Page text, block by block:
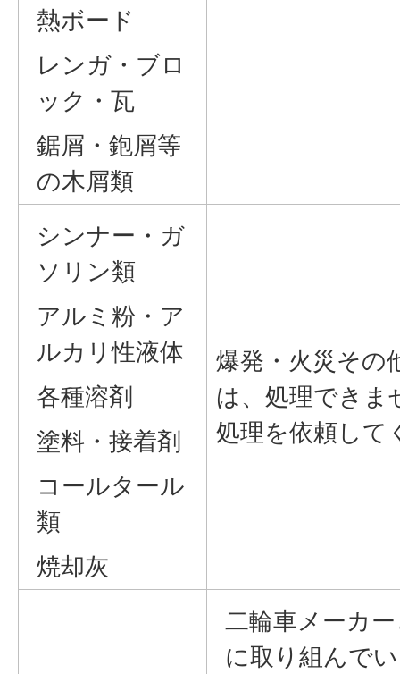
熱ボード
レンガ・ブロ
ック・瓦
鋸屑・鉋屑等
の木屑類
シンナー・ガ
ソリン類
アルミ粉・ア
ルカリ性液体
各種溶剤
塗料・接着剤
コールタール
類
焼却灰
爆発・火災その
は、処理できま
処理を依頼して
二輪車メーカ
に取り組んで